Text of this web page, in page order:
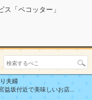
「ペコッター」
夫婦
益坂付近で美味しいお店...